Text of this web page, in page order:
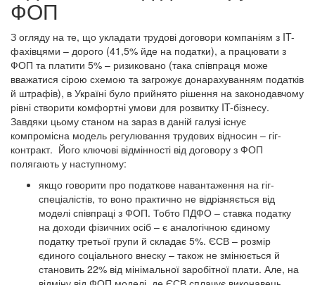
ФОП
З огляду на те, що укладати трудові договори компаніям з IT-
фахівцями – дорого (41,5% йде на податки), а працювати з
ФОП та платити 5% – ризиковано (така співпраця може
вважатися сірою схемою та загрожує донарахуванням податків
й штрафів), в Україні було прийнято рішення на законодавчому
рівні створити комфортні умови для розвитку IT-бізнесу.
Завдяки цьому станом на зараз в даній галузі існує
компромісна модель регулювання трудових відносин – гіг-
контракт. Його ключові відмінності від договору з ФОП
полягають у наступному:
якщо говорити про податкове навантаження на гіг-
спеціалістів, то воно практично не відрізняється від
моделі співпраці з ФОП. Тобто ПДФО – ставка податку
на доходи фізичних осіб – є аналогічною єдиному
податку третьої групи й складає 5%. ЄСВ – розмір
єдиного соціального внеску – також не змінюється й
становить 22% від мінімальної заробітної плати. Але, на